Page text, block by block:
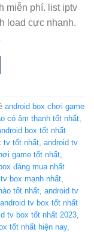
miễn phí. list iptv
load cực nhanh.
android box chơi game
có âm thanh tốt nhất
box tốt nhất
tv tốt nhất android tv
game tốt nhất
đáng mua nhất
box mạnh nhất
tốt nhất android tv
android tv box tốt nhất
tv box tốt nhất 2023
tốt nhất hiện nay,